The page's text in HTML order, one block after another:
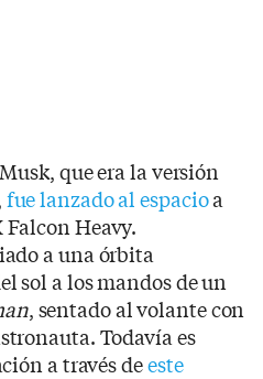
que era la versión
fue lanzado al espacioa
Falcon Heavy.
a una órbita
sol a los mandos de un
, sentado al volante con
Todavía es
a través deeste